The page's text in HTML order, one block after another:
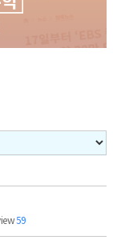
59